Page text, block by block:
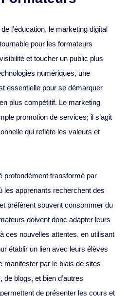
l’éducation, le marketing digital
pour les formateurs
et toucher un public plus
numériques, une
essentielle pour se démarquer
plus compétitif. Le marketing
promotion de services; il s’agit
qui reflète les valeurs et
profondément transformé par
les apprenants recherchent des
préfèrent souvent consommer du
doivent donc adapter leurs
ces nouvelles attentes, en utilisant
établir un lien avec leurs élèves
manifester par le biais de sites
blogs, et bien d’autres
de présenter les cours et